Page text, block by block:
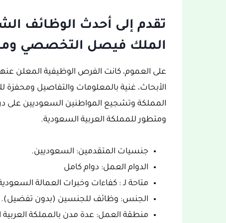
تقدم إلى أحدث الوظائف
الملك فيصل التخصصي
على العموم، كانت الفرص الوظيفية
المملكة وتشجيع المواطنين السعوديين على
ومتطور للمملكة العربية السعودية.
جنسيات المتقدمين: السعوديين.
الدوام العمل: دوام كامل
متاحة لـ : كفاءات وخبرات العمالة
الجنس: وظائف للجنسين (بدون تفضيل).
منطقة العمل: عدة مدن بالمملكة